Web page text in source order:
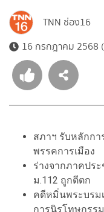
TNN ช่อง16
16 กรกฎาคม 2568
สภาฯ รับหลักกา
พรรคการเมือง
ร่างจากภาคปร
ม.112 ถูกตีตก
คดีหมิ่นพระบรม
การนิรโทษกรรม